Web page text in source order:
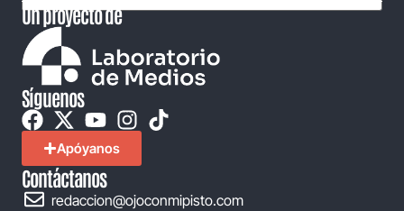
Un proyecto de
Síguenos
Apóyanos
Contáctanos
redaccion@ojoconmipisto.com